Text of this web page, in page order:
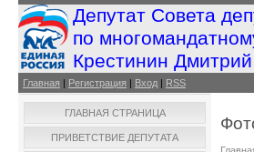
Депутат Совета
по
Крестинин
Главная | Регистрация | Вход | RSS
ГЛАВНАЯ СТРАНИЦА
ПРИВЕТСТВИЕ ДЕПУТАТА